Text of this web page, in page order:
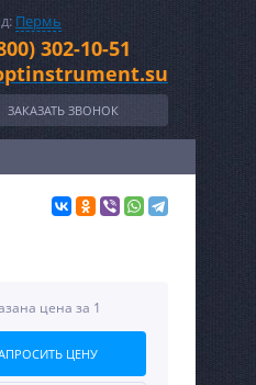
Пермь
302-10-51
ЗАКАЗАТЬ ЗВОНОК
цена за 1
ЦЕНУ